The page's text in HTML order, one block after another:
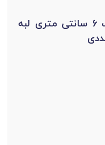
مشخصات فنی رولپلاک 6 سانتی متری لبه